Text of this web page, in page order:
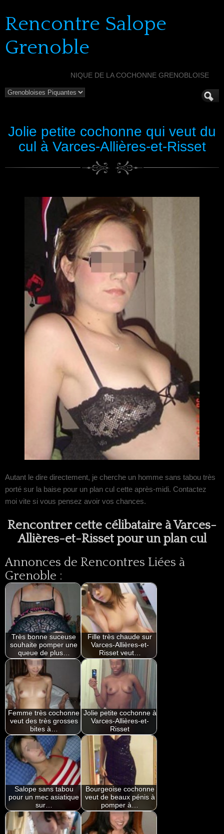
Rencontre Salope
Grenoble
NIQUE DE LA COCHONNE GRENOBLOISE
Jolie petite cochonne qui veut du
cul à Varces-Allières-et-Risset
Autant le dire directement, je cherche un homme sans tabou très
porté sur la baise pour un plan cul cette après-midi. Contactez
moi vite si vous pensez avoir vos chances.
Rencontrer cette célibataire à Varces-
Allières-et-Risset pour un plan cul
Annonces de Rencontres Liées à
Grenoble :
Très bonne suceuse
souhaite pomper une
queue de plus…
Fille très chaude sur
Varces-Allières-et-
Risset veut…
Femme très cochonne
veut des très grosses
bites à…
Jolie petite cochonne à
Varces-Allières-et-
Risset
Salope sans tabou
pour un mec asiatique
sur…
Bourgeoise cochonne
veut de beaux pénis à
pomper à…